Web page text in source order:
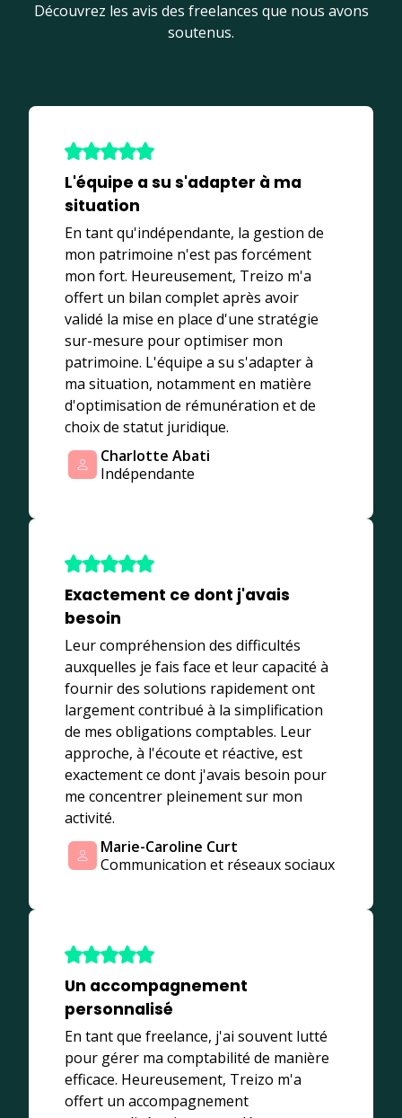
Découvrez les avis des freelances que nous avons
soutenus.
L'équipe a su s'adapter à ma
situation
En tant qu'indépendante, la gestion de
mon patrimoine n'est pas forcément
mon fort. Heureusement, Treizo m'a
offert un bilan complet après avoir
validé la mise en place d'une stratégie
sur-mesure pour optimiser mon
patrimoine. L'équipe a su s'adapter à
ma situation, notamment en matière
d'optimisation de rémunération et de
choix de statut juridique.
Charlotte Abati
Indépendante
Exactement ce dont j'avais
besoin
Leur compréhension des difficultés
auxquelles je fais face et leur capacité à
fournir des solutions rapidement ont
largement contribué à la simplification
de mes obligations comptables. Leur
approche, à l'écoute et réactive, est
exactement ce dont j'avais besoin pour
me concentrer pleinement sur mon
activité.
Marie-Caroline Curt
Communication et réseaux sociaux
Un accompagnement
personnalisé
En tant que freelance, j'ai souvent lutté
pour gérer ma comptabilité de manière
efficace. Heureusement, Treizo m'a
offert un accompagnement